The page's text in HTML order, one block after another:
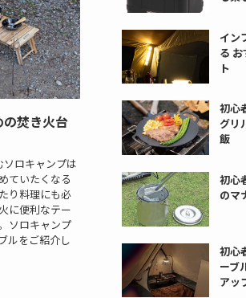
焚き火台
ソロキャンプは
ていたくなる
り料理にも必
に便利なテー
ソロキャンプ
ルをご紹介し
イン
る
ト
初心
グリ
飯
初心
のマ
初心
ーブ
アッ